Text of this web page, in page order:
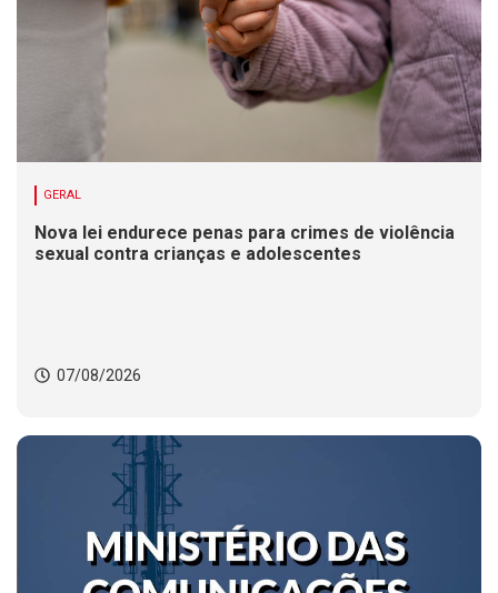
GERAL
Nova lei endurece penas para crimes de violência
sexual contra crianças e adolescentes
07/08/2026